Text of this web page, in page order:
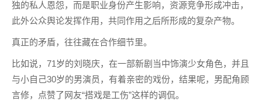
独的私人恩怨，而是职业身份产生影响，资源竞争形成冲击，
此外公众舆论发挥作用，共同作用之后所形成的复杂产物。
真正的矛盾，往往藏在合作细节里。
比如说，71岁的刘晓庆，在一部新剧当中饰演少女角色，并且
与小自己30岁的男演员，有着亲密的戏份，结果呢，男配角顾
言修，点赞了网友“搭戏是工伤”这样的调侃。